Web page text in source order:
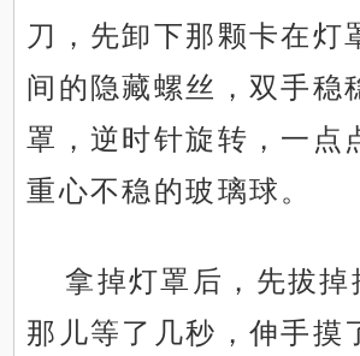
刀，先卸下那颗卡在灯
间的隐藏螺丝，双手稳
罩，逆时针旋转，一点
重心不稳的玻璃球。
拿掉灯罩后，先拔掉
那儿等了几秒，伸手摸